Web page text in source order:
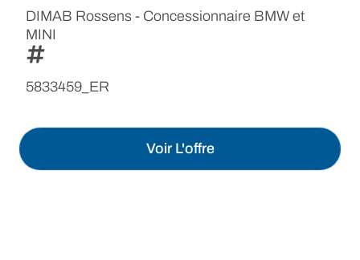
DIMAB Rossens - Concessionnaire BMW et
MINI
5833459_ER
Voir L'offre